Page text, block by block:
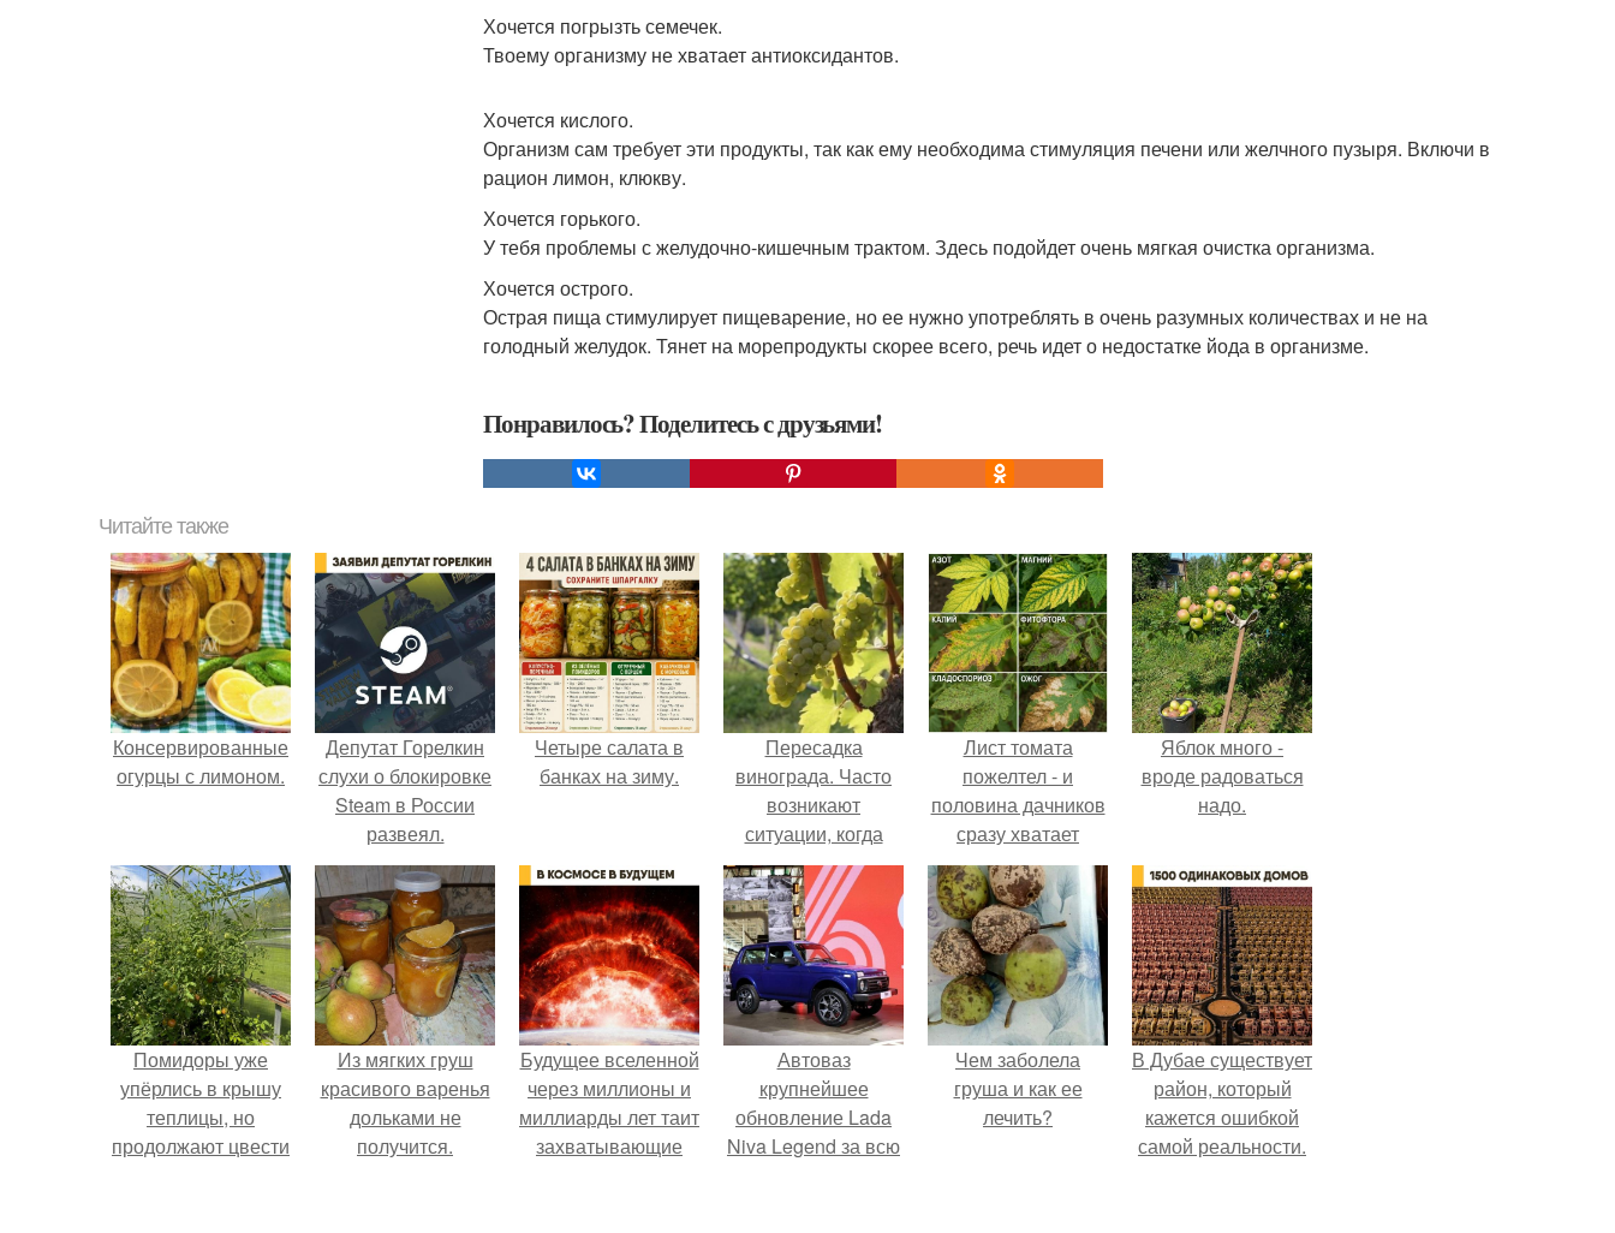
Хочется погрызть семечек.
Твоему организму не хватает антиоксидантов.
Хочется кислого.
Организм сам требует эти продукты, так как ему необходима стимуляция печени или желчного пузыря. Включи в
рацион лимон, клюкву.
Хочется горького.
У тебя проблемы с желудочно-кишечным трактом. Здесь подойдет очень мягкая очистка организма.
Хочется острого.
Острая пища стимулирует пищеварение, но ее нужно употреблять в очень разумных количествах и не на
голодный желудок. Тянет на морепродукты скорее всего, речь идет о недостатке йода в организме.
Понравилось? Поделитесь с друзьями!
Читайте также
Консервированные
огурцы с лимоном.
Депутат Горелкин
слухи о блокировке
Steam в России
развеял.
Четыре салата в
банках на зиму.
Пересадка
винограда. Часто
возникают
ситуации, когда
взрослый куст
винограда
необходимо
пересадить на
новое место.
Лист томата
пожелтел - и
половина дачников
сразу хватает
удобрение.
Яблок много -
вроде радоваться
надо.
Помидоры уже
упёрлись в крышу
теплицы, но
продолжают цвести
Из мягких груш
красивого варенья
дольками не
получится.
Будущее вселенной
через миллионы и
миллиарды лет таит
захватывающие
Автоваз
крупнейшее
обновление Lada
Niva Legend за всю
Чем заболела
груша и как ее
лечить?
В Дубае существует
район, который
кажется ошибкой
самой реальности.